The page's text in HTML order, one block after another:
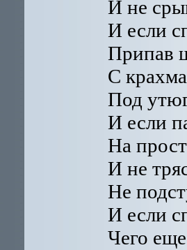
И не
И если
Припав
С
Под
И если
На
И не
Не
И если
Чего